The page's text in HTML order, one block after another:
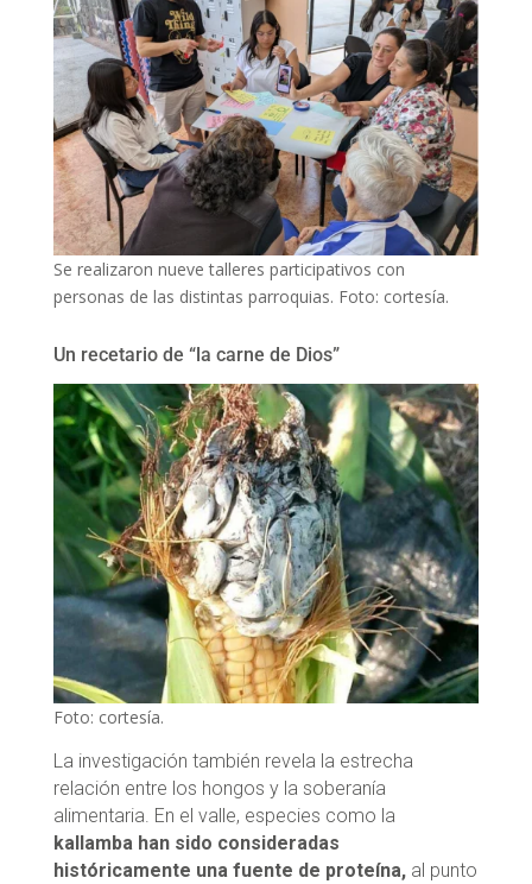
Se realizaron nueve talleres participativos con
personas de las distintas parroquias. Foto: cortesía.
Un recetario de “la carne de Dios”
Foto: cortesía.
La investigación también revela la estrecha
relación entre los hongos y la soberanía
alimentaria. En el valle, especies como la
kallamba han sido consideradas
históricamente una fuente de proteína,al punto